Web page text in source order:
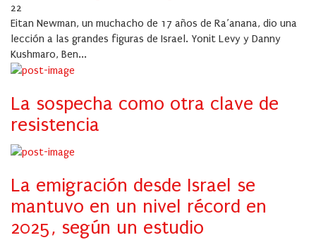
22
Eitan Newman, un muchacho de 17 años de Ra’anana, dio una
lección a las grandes figuras de Israel. Yonit Levy y Danny
Kushmaro, Ben...
La sospecha como otra clave de
resistencia
La emigración desde Israel se
mantuvo en un nivel récord en
2025, según un estudio